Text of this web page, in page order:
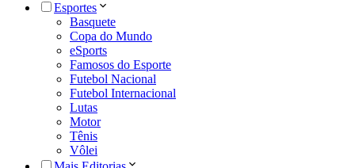
Esportes
Basquete
Copa do Mundo
eSports
Famosos do Esporte
Futebol Nacional
Futebol Internacional
Lutas
Motor
Tênis
Vôlei